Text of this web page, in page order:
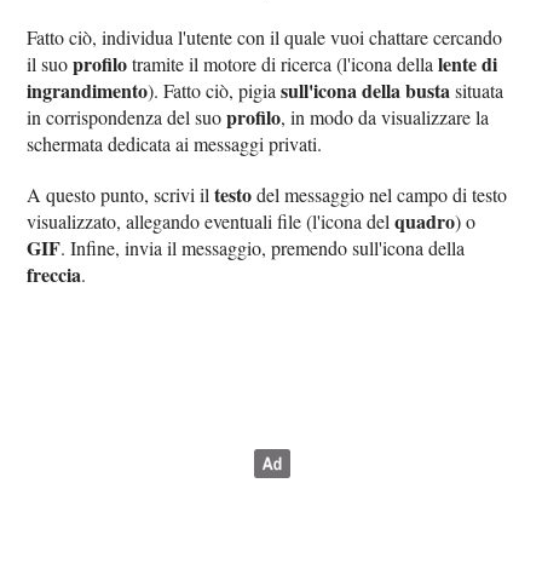
Fatto ciò, individua l'utente con il quale vuoi chattare cercando
il suoprofilotramite il motore di ricerca (l'icona dellalente di
ingrandimento). Fatto ciò, pigiasull'icona della bustasituata
in corrispondenza del suoprofilo, in modo da visualizzare la
schermata dedicata ai messaggi privati.
A questo punto, scrivi iltestodel messaggio nel campo di testo
visualizzato, allegando eventuali file (l'icona delquadro) o
GIF. Infine, invia il messaggio, premendo sull'icona della
freccia.